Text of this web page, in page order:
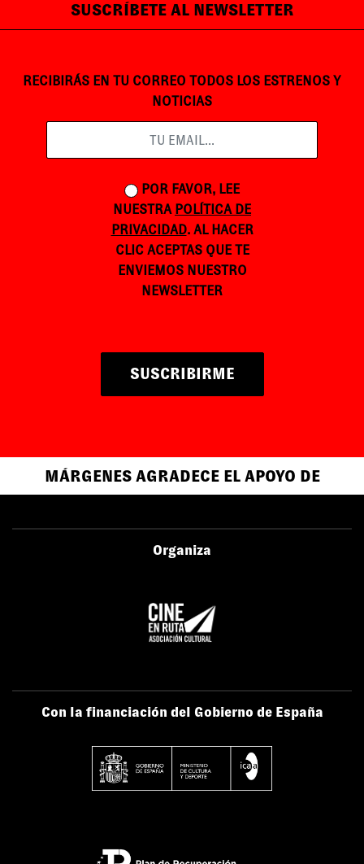
SUSCRÍBETE AL NEWSLETTER
RECIBIRÁS EN TU CORREO TODOS LOS ESTRENOS Y
NOTICIAS
POR FAVOR, LEE
NUESTRA POLÍTICA DE
PRIVACIDAD. AL HACER
CLIC ACEPTAS QUE TE
ENVIEMOS NUESTRO
NEWSLETTER
SUSCRIBIRME
MÁRGENES AGRADECE EL APOYO DE
Organiza
Con la financiación del Gobierno de España